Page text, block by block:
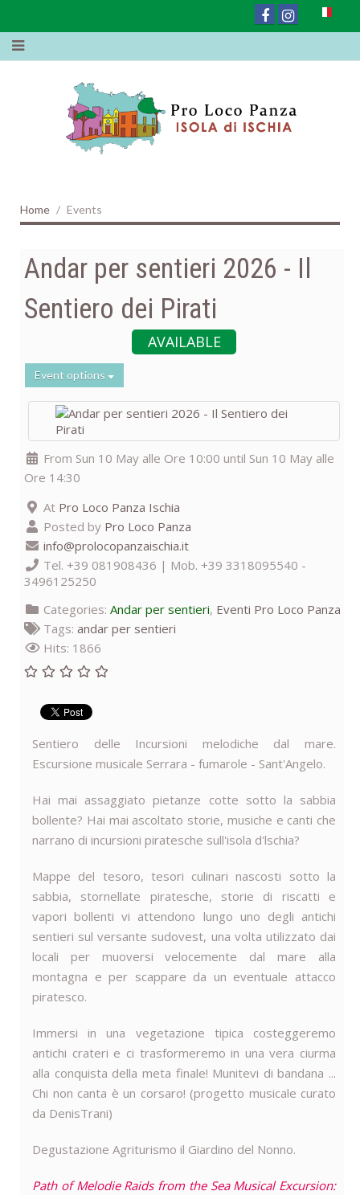
Home Events
Andar per sentieri 2026 - Il
Sentiero dei Pirati
AVAILABLE
Event options
From Sun 10 May alle Ore 10:00 until Sun 10 May alle
Ore 14:30
At Pro Loco Panza Ischia
Posted by Pro Loco Panza
info@prolocopanzaischia.it
Tel. +39 081908436 | Mob. +39 3318095540 -
3496125250
Categories: Andar per sentieri, Eventi Pro Loco Panza
Tags: andar per sentieri
Hits: 1866
Sentiero delle Incursioni melodiche dal mare.
Escursione musicale Serrara - fumarole - Sant'Angelo.
Hai mai assaggiato pietanze cotte sotto la sabbia
bollente? Hai mai ascoltato storie, musiche e canti che
narrano di incursioni piratesche sull'isola d'lschia?
Mappe del tesoro, tesori culinari nascosti sotto la
sabbia, stornellate piratesche, storie di riscatti e
vapori bollenti vi attendono lungo uno degli antichi
sentieri sul versante sud­ovest, una volta utilizzato dai
locali per muoversi velocemente dal mare alla
montagna e per scappare da un eventuale attacco
piratesco.
Immersi in una vegetazione tipica costeggeremo
antichi crateri e ci trasformeremo in una vera ciurma
alla conquista della meta finale! Munitevi di bandana ...
Chi non canta è un corsaro! (progetto musicale curato
da DenisTrani)
Degustazione Agriturismo il Giardino del Nonno.
Path of Melodie Raids from the Sea Musical Excursion: